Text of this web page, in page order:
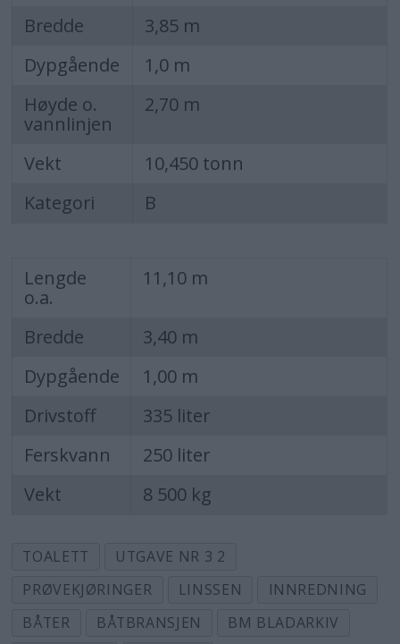
Bredde
3,85 m
Dypgående
1,0 m
Høyde o.
vannlinjen
2,70 m
Vekt
10,450 tonn
Kategori
B
Lengde
o.a.
11,10 m
Bredde
3,40 m
Dypgående
1,00 m
Drivstoff
335 liter
Ferskvann
250 liter
Vekt
8 500 kg
TOALETT
UTGAVE NR 3 2
PRØVEKJØRINGER
LINSSEN
INNREDNING
BÅTER
BÅTBRANSJEN
BM BLADARKIV